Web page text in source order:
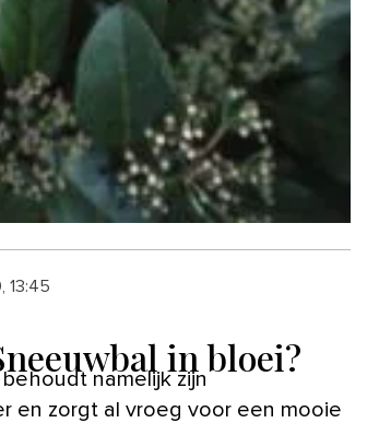
13:45
in bloei?
namelijk zijn
en zorgt al vroeg voor een mooie